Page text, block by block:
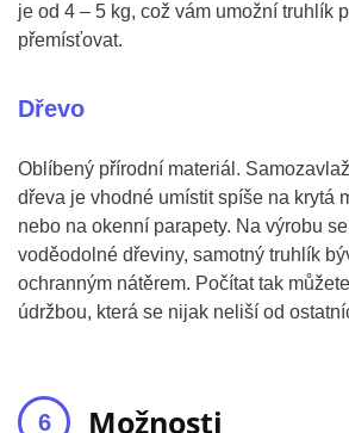
je od 4 – 5 kg, což vám umožní truhlík
přemísťovat.
Dřevo
Oblíbený přírodní materiál.
dřeva je vhodné umístit spíše na krytá
nebo na okenní parapety. Na výrobu
voděodolné dřeviny, samotný truhlík
ochranným nátěrem. Počítat tak
údržbou, která se nijak neliší od
Možnosti